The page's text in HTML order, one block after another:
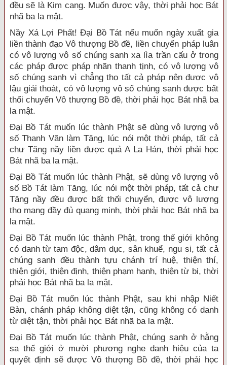
đều sẽ là Kim cang. Muốn được vậy, thời phải học Bát
nhã ba la mật.
Nầy Xá Lợi Phất! Đại Bồ Tát nếu muốn ngày xuất gia
liền thành đạo Vô thượng Bồ đề, liền chuyển pháp luân
có vô lượng vô số chúng sanh xa lìa trần cấu ở trong
các pháp được pháp nhãn thanh tịnh, có vô lượng vô
số chúng sanh vì chẳng thọ tất cả pháp nên được vô
lậu giải thoát, có vô lượng vô số chúng sanh được bất
thối chuyển Vô thượng Bồ đề, thời phải học Bát nhã ba
la mật.
Đại Bồ Tát muốn lúc thành Phật sẽ dùng vô lượng vô
số Thanh Văn làm Tăng, lúc nói một thời pháp, tất cả
chư Tăng nầy liền được quả A La Hán, thời phải học
Bát nhã ba la mật.
Đại Bồ Tát muốn lúc thành Phật, sẽ dùng vô lượng vô
số Bồ Tát làm Tăng, lúc nói một thời pháp, tất cả chư
Tăng nầy đều được bất thối chuyển, được vô lượng
thọ mạng đầy đủ quang minh, thời phải học Bát nhã ba
la mật.
Đại Bồ Tát muốn lúc thành Phật, trong thế giới không
có danh từ tam độc, dâm dục, sân khuể, ngu si, tất cả
chúng sanh đều thành tựu chánh trí huệ, thiện thí,
thiện giới, thiện định, thiện phạm hạnh, thiện từ bi, thời
phải học Bát nhã ba la mật.
Đại Bồ Tát muốn lúc thành Phật, sau khi nhập Niết
Bàn, chánh pháp không diệt tận, cũng không có danh
từ diệt tận, thời phải học Bát nhã ba la mật.
Đại Bồ Tát muốn lúc thành Phật, chúng sanh ở hằng
sa thế giới ở mười phương nghe danh hiệu của ta
quyết định sẽ được Vô thượng Bồ đề, thời phải học